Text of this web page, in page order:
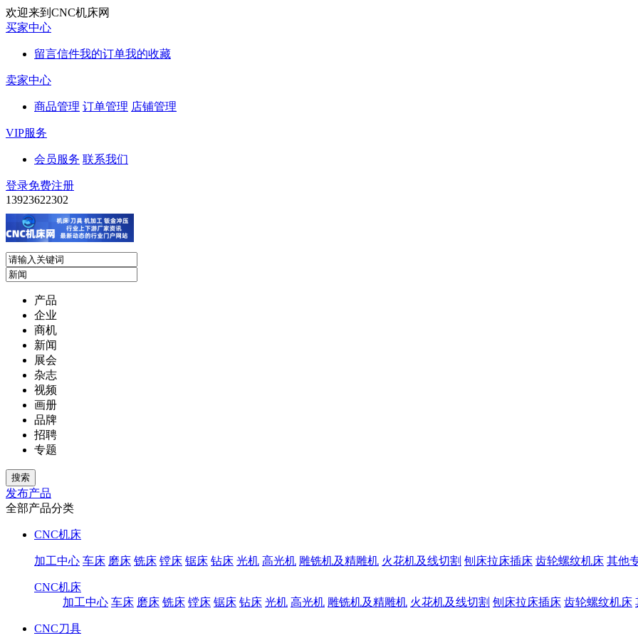
欢迎来到CNC机床网
买家中心
留言信件我的订单我的收藏
卖家中心
商品管理 订单管理 店铺管理
VIP服务
会员服务 联系我们
登录免费注册
13923622302
产品
企业
商机
新闻
展会
杂志
视频
画册
品牌
招聘
专题
发布产品
全部产品分类
CNC机床
加工中心 车床 磨床 铣床 镗床 锯床 钻床 光机 高光机 雕铣机及精雕机 火花机及线切割 刨床拉床插床 齿轮螺纹机床 其他
CNC机床
加工中心 车床 磨床 铣床 镗床 锯床 钻床 光机 高光机 雕铣机及精雕机 火花机及线切割 刨床拉床插床 齿轮螺纹机床
CNC刀具